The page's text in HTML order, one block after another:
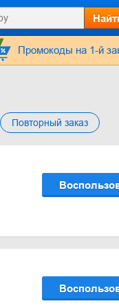
Промокоды на 1-й
Повторный заказ